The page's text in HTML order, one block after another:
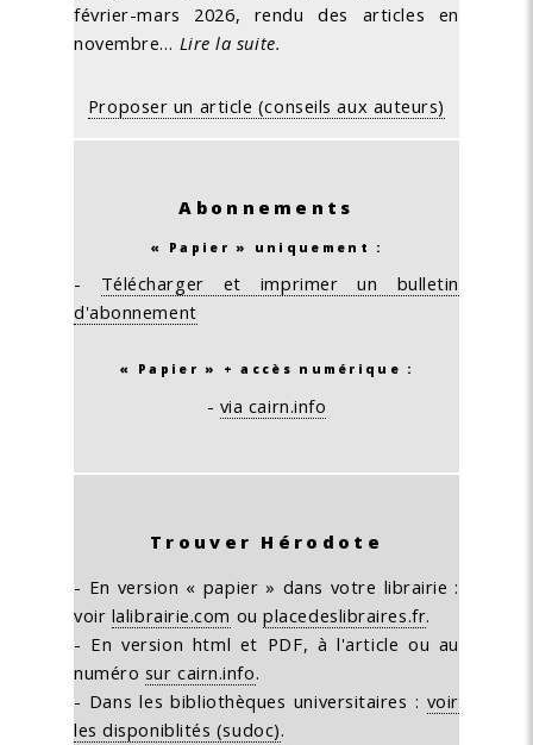
février-mars 2026, rendu des articles en
novembre… Lire la suite.
Proposer un article (conseils aux auteurs)
Abonnements
« Papier » uniquement :
- Télécharger et imprimer un bulletin
d'abonnement
« Papier » + accès numérique :
- via cairn.info
Trouver Hérodote
- En version « papier » dans votre librairie :
voir lalibrairie.com ouplacedeslibraires.fr.
- En version html et PDF, à l'article ou au
numéro sur cairn.info.
- Dans les bibliothèques universitaires : voir
les disponiblités (sudoc).